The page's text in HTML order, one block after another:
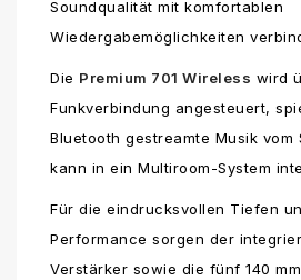
Soundqualität mit komfortablen
Wiedergabemöglichkeiten
Die Premium 701 Wireless wird
Funkverbindung angesteuert,
Bluetooth gestreamte Musik vom
kann in ein Multiroom-System
Für die eindrucksvollen Tiefen
Performance sorgen der
Verstärker sowie die fünf 140